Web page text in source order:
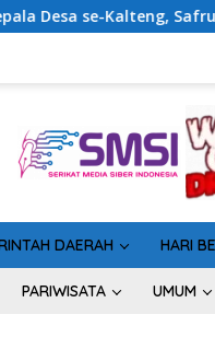
Safrudin: Sinergi
DAERAH HARI
PARIWISATA UMUM